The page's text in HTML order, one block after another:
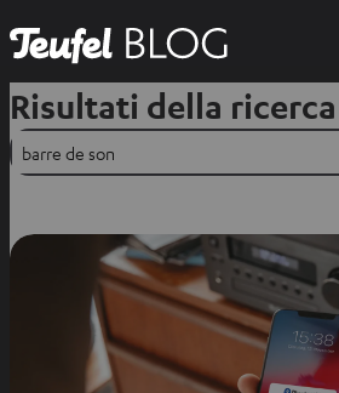
Risultati della ricerca
Suchen